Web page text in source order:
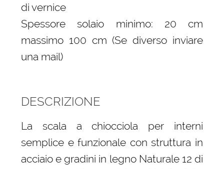
di vernice
Spessore solaio minimo: 20 cm
massimo 100 cm (Se diverso inviare
una mail)
DESCRIZIONE
La scala a chiocciola per interni
semplice e funzionale con struttura in
acciaio e gradini in legno Naturale 12 di